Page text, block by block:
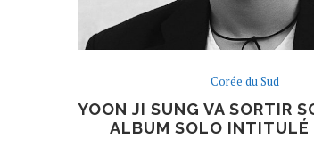
Corée du Sud
YOON JI SUNG VA SORTIR
ALBUM SOLO INTITULÉ